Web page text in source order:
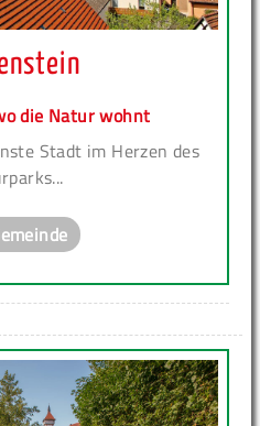
die Natur wohnt
Stadt im Herzen des